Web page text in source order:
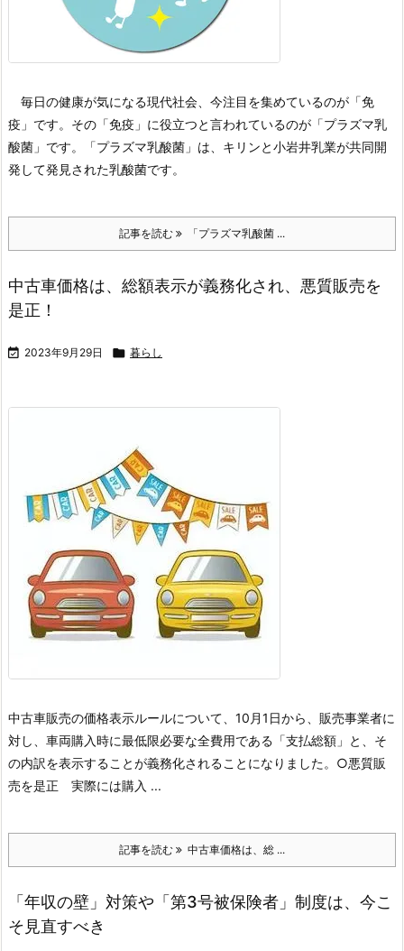
毎日の健康が気になる現代社会、今注目を集めているのが「免
疫」です。 その「免疫」に役立つと言われているのが「プラズマ乳
酸菌」です。
「プラズマ乳酸菌」は、キリンと小岩井乳業が共同開
発して発見された乳酸菌です。
記事を読む 「プラズマ乳酸菌 ...
中古車価格は、総額表示が義務化され、悪質販売を
是正！
 2023年9月29日  暮らし
中古車販売の価格表示ルールについて、10月1日から、販売事業者に
対し、車両購入時に最低限必要な全費用である「支払総額」と、そ
の内訳を表示することが義務化されることになりました。 ○悪質販
売を是正 実際には購入 ...
記事を読む 中古車価格は、総 ...
「年収の壁」対策や「第3号被保険者」制度は、今こ
そ見直すべき